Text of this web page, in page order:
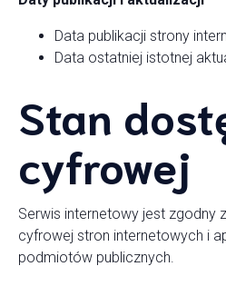
Data publikacji strony
Data ostatniej istotnej
Stan
cyfrowej
Serwis internetowy jest zgodny
cyfrowej stron internetowych i
podmiotów publicznych.